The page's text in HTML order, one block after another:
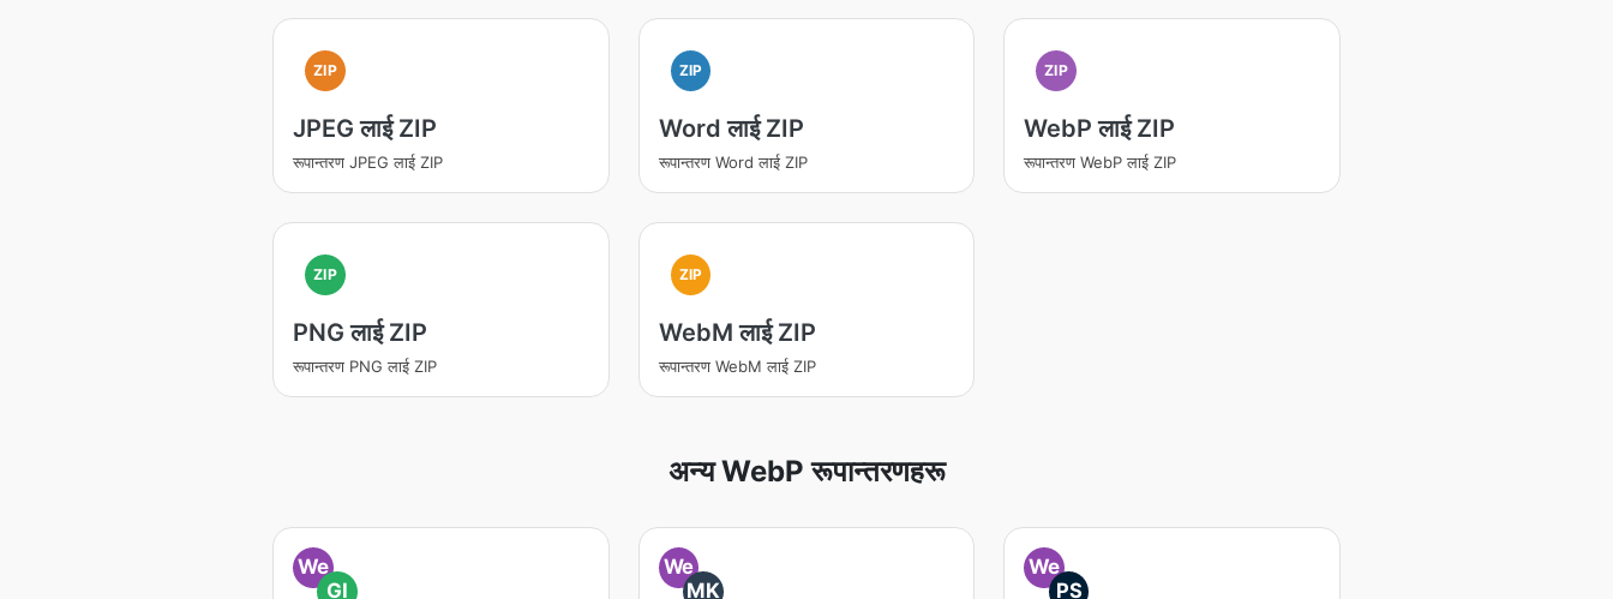
ZIP
JPEG लाई ZIP
रूपान्तरण JPEG लाई ZIP
ZIP
Word लाई ZIP
रूपान्तरण Word लाई ZIP
ZIP
WebP लाई ZIP
रूपान्तरण WebP लाई ZIP
ZIP
PNG लाई ZIP
रूपान्तरण PNG लाई ZIP
ZIP
WebM लाई ZIP
रूपान्तरण WebM लाई ZIP
अन्य WebP रूपान्तरणहरू
We
GI
We
MK
We
PS